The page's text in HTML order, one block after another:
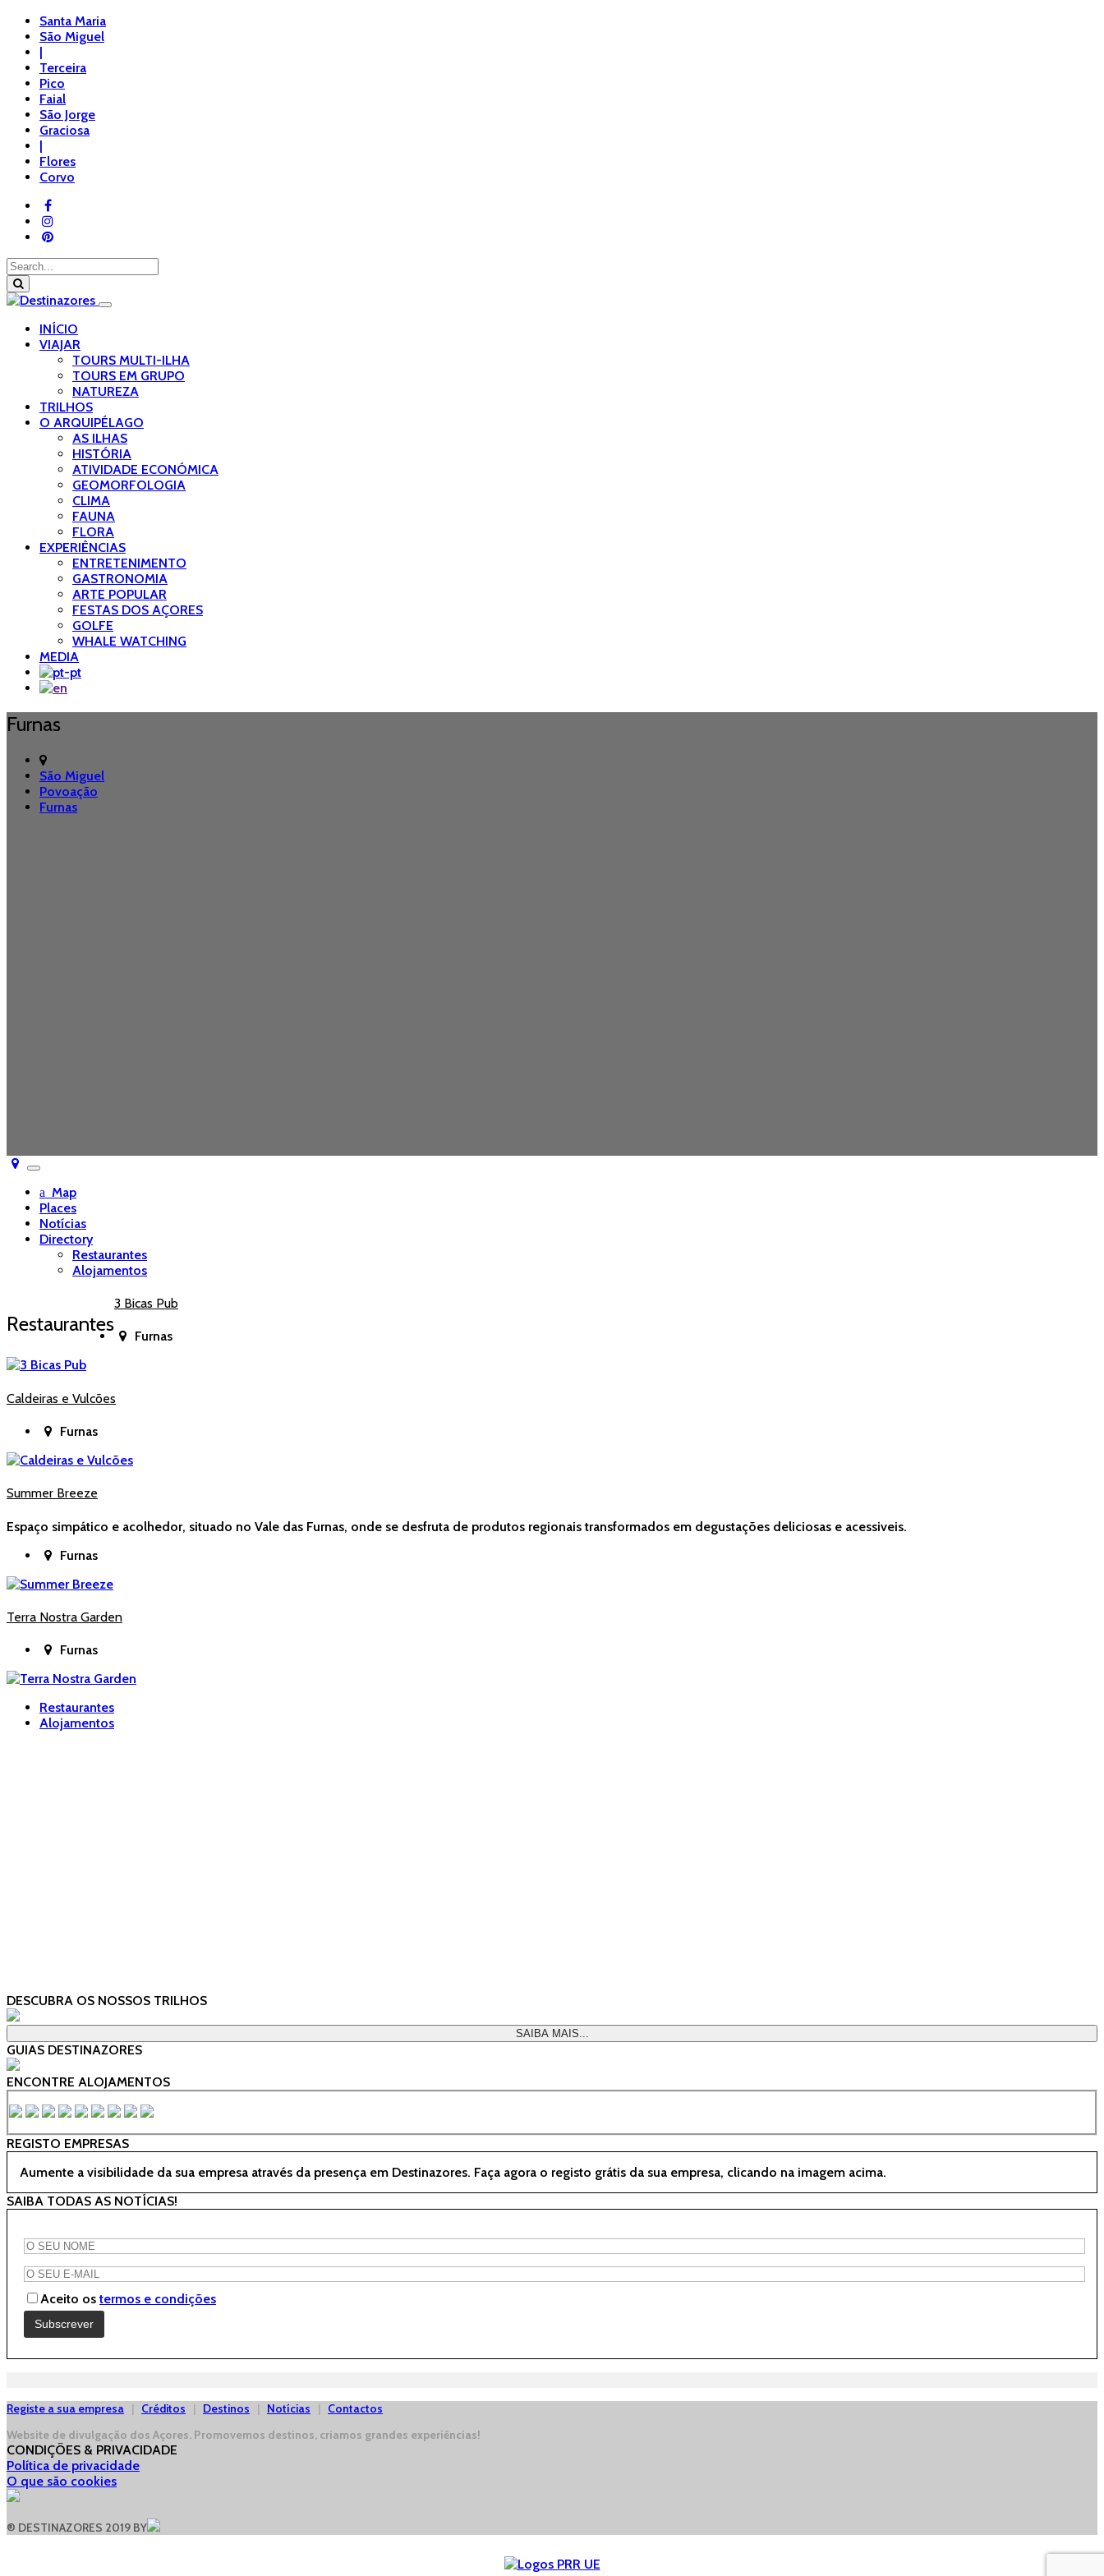
Santa Maria
São Miguel
|
Terceira
Pico
Faial
São Jorge
Graciosa
|
Flores
Corvo
INÍCIO
VIAJAR
TOURS MULTI-ILHA
TOURS EM GRUPO
NATUREZA
TRILHOS
O ARQUIPÉLAGO
AS ILHAS
HISTÓRIA
ATIVIDADE ECONÓMICA
GEOMORFOLOGIA
CLIMA
FAUNA
FLORA
EXPERIÊNCIAS
ENTRETENIMENTO
GASTRONOMIA
ARTE POPULAR
FESTAS DOS AÇORES
GOLFE
WHALE WATCHING
MEDIA
Furnas
São Miguel
Povoação
Furnas
Toggle
navigation
Map
Places
Notícias
Directory
Restaurantes
Alojamentos
Restaurantes
3 Bicas Pub
Furnas
Caldeiras e Vulcões
Furnas
Summer Breeze
Espaço simpático e acolhedor, situado no Vale das Furnas, onde se desfruta de produtos regionais transformados em degustações deliciosas e acessiveis.
Furnas
Terra Nostra Garden
Furnas
Restaurantes
Alojamentos
DESCUBRA OS NOSSOS TRILHOS
SAIBA MAIS...
GUIAS DESTINAZORES
ENCONTRE ALOJAMENTOS
REGISTO EMPRESAS
Aumente a visibilidade da sua empresa através da presença em Destinazores. Faça agora o registo grátis da sua empresa, clicando na imagem acima.
SAIBA TODAS AS NOTÍCIAS!
Aceito ostermos e condições
Registe a sua empresa | Créditos | Destinos | Notícias | Contactos
Website de divulgação dos Açores. Promovemos destinos, criamos grandes experiências!
CONDIÇÕES & PRIVACIDADE
Política de privacidade
O que são cookies
® DESTINAZORES 2019 BY